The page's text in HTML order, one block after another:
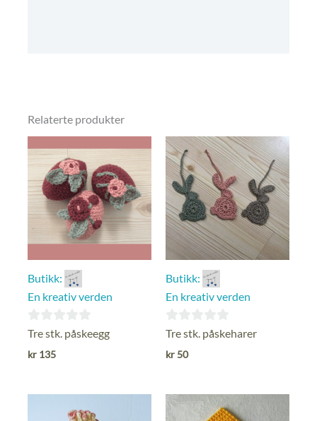
Relaterte produkter
Butikk:
En kreativ verden
0
ut
Tre stk. påskeegg
kr 135
Butikk:
En kreativ verden
0
ut
Tre stk. påskeharer
kr50